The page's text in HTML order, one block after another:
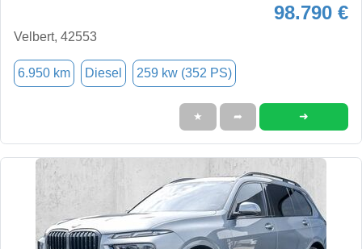
98.790 €
Velbert, 42553
6.950 km Diesel 259 kw (352 PS)
★ ➦ ➜